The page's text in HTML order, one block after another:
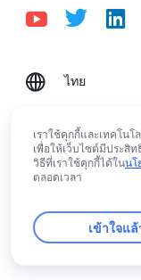
ไทย
Français
Tiếng Việt
ไทย
Русский язык
© Lark
rangeDom
เราใช้คุกกี้และเทคโน
เพื่อให้เว็บไซต์มีประสิ
วิธีที่เราใช้คุกกี้ได้ในนโ
ตลอดเวลา
เข้าใจแล้